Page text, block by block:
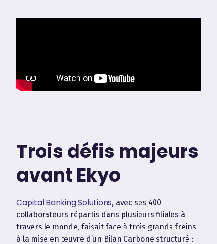
Trois défis majeurs
avant Ekyo
Capital Banking Solutions, avec ses 400
collaborateurs répartis dans plusieurs filiales à
travers le monde, faisait face à trois grands freins
à la mise en œuvre d’un Bilan Carbone structuré :